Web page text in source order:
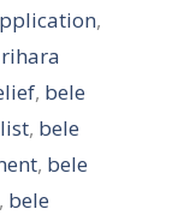
,
, bele
, bele
, bele
, bele